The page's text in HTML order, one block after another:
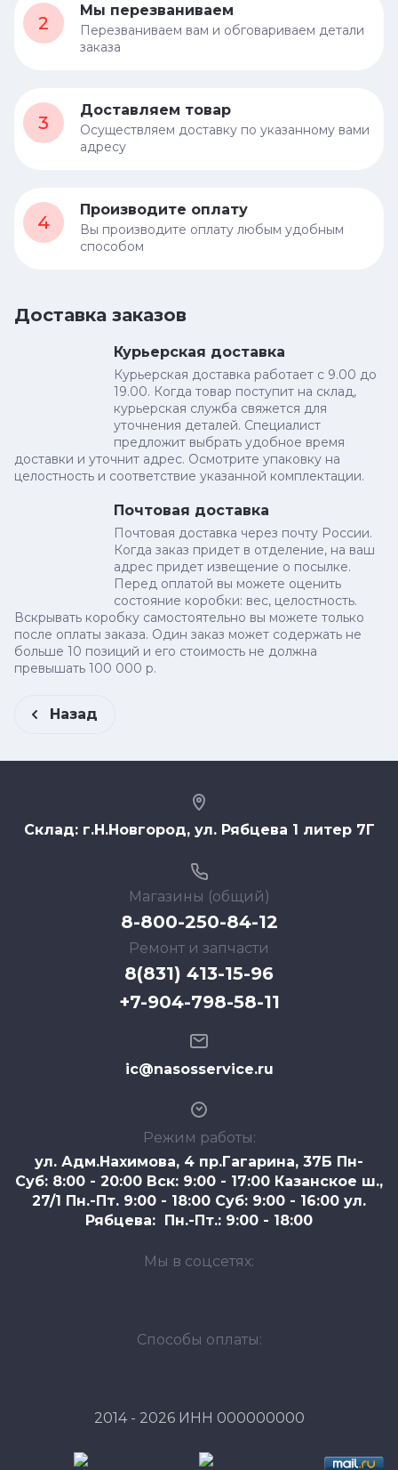
2
Мы перезваниваем
Перезваниваем вам и обговариваем детали
заказа
3
Доставляем товар
Осуществляем доставку по указанному вами
адресу
4
Производите оплату
Вы производите оплату любым удобным
способом
Доставка заказов
Курьерская доставка
Курьерская доставка работает с 9.00 до
19.00. Когда товар поступит на склад,
курьерская служба свяжется для
уточнения деталей. Специалист
предложит выбрать удобное время
доставки и уточнит адрес. Осмотрите упаковку на
целостность и соответствие указанной комплектации.
Почтовая доставка
Почтовая доставка через почту России.
Когда заказ придет в отделение, на ваш
адрес придет извещение о посылке.
Перед оплатой вы можете оценить
состояние коробки: вес, целостность.
Вскрывать коробку самостоятельно вы можете только
после оплаты заказа. Один заказ может содержать не
больше 10 позиций и его стоимость не должна
превышать 100 000 р.
Назад
Склад: г.Н.Новгород, ул. Рябцева 1 литер 7Г
Магазины (общий)
8-800-250-84-12
Ремонт и запчасти
8(831) 413-15-96
+7-904-798-58-11
ic@nasosservice.ru
Режим работы:
ул. Адм.Нахимова, 4 пр.Гагарина, 37Б Пн-
Суб: 8:00 - 20:00 Вск: 9:00 - 17:00 Казанское ш.,
27/1 Пн.-Пт. 9:00 - 18:00 Суб: 9:00 - 16:00 ул.
Рябцева: Пн.-Пт.: 9:00 - 18:00
Мы в соцсетях:
Способы оплаты:
2014 - 2026 ИНН 000000000